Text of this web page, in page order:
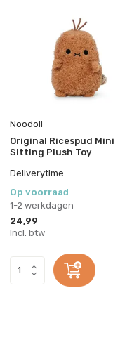
Noodoll
Original Ricespud Mini
Sitting Plush Toy
Deliverytime
Op voorraad
1-2 werkdagen
24,99
Incl. btw